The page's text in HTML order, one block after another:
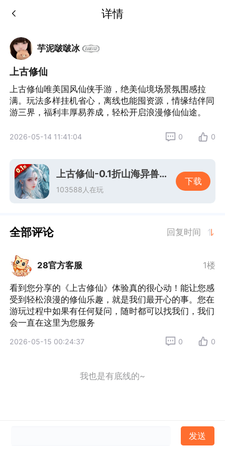
详情
芋泥啵啵冰
上古修仙
上古修仙唯美国风仙侠手游，绝美仙境场景氛围感拉
满。玩法多样挂机省心，离线也能囤资源，情缘结伴同
游三界，福利丰厚易养成，轻松开启浪漫修仙仙途。
2026-05-14 11:41:04 0 0
上古修仙-0.1折山海异兽版-绿色服
103588人在玩
下载
全部评论 回复时间
28官方客服 1楼
看到您分享的《上古修仙》体验真的很心动！能让您感
受到轻松浪漫的修仙乐趣，就是我们最开心的事。您在
游玩过程中如果有任何疑问，随时都可以找我们，我们
会一直在这里为您服务
2026-05-15 00:24:37 0 0
我也是有底线的~
发送